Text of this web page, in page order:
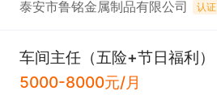
泰安市鲁铭金属制品有限公司 认证
车间主任（五险+节日福利）
5000-8000元/月